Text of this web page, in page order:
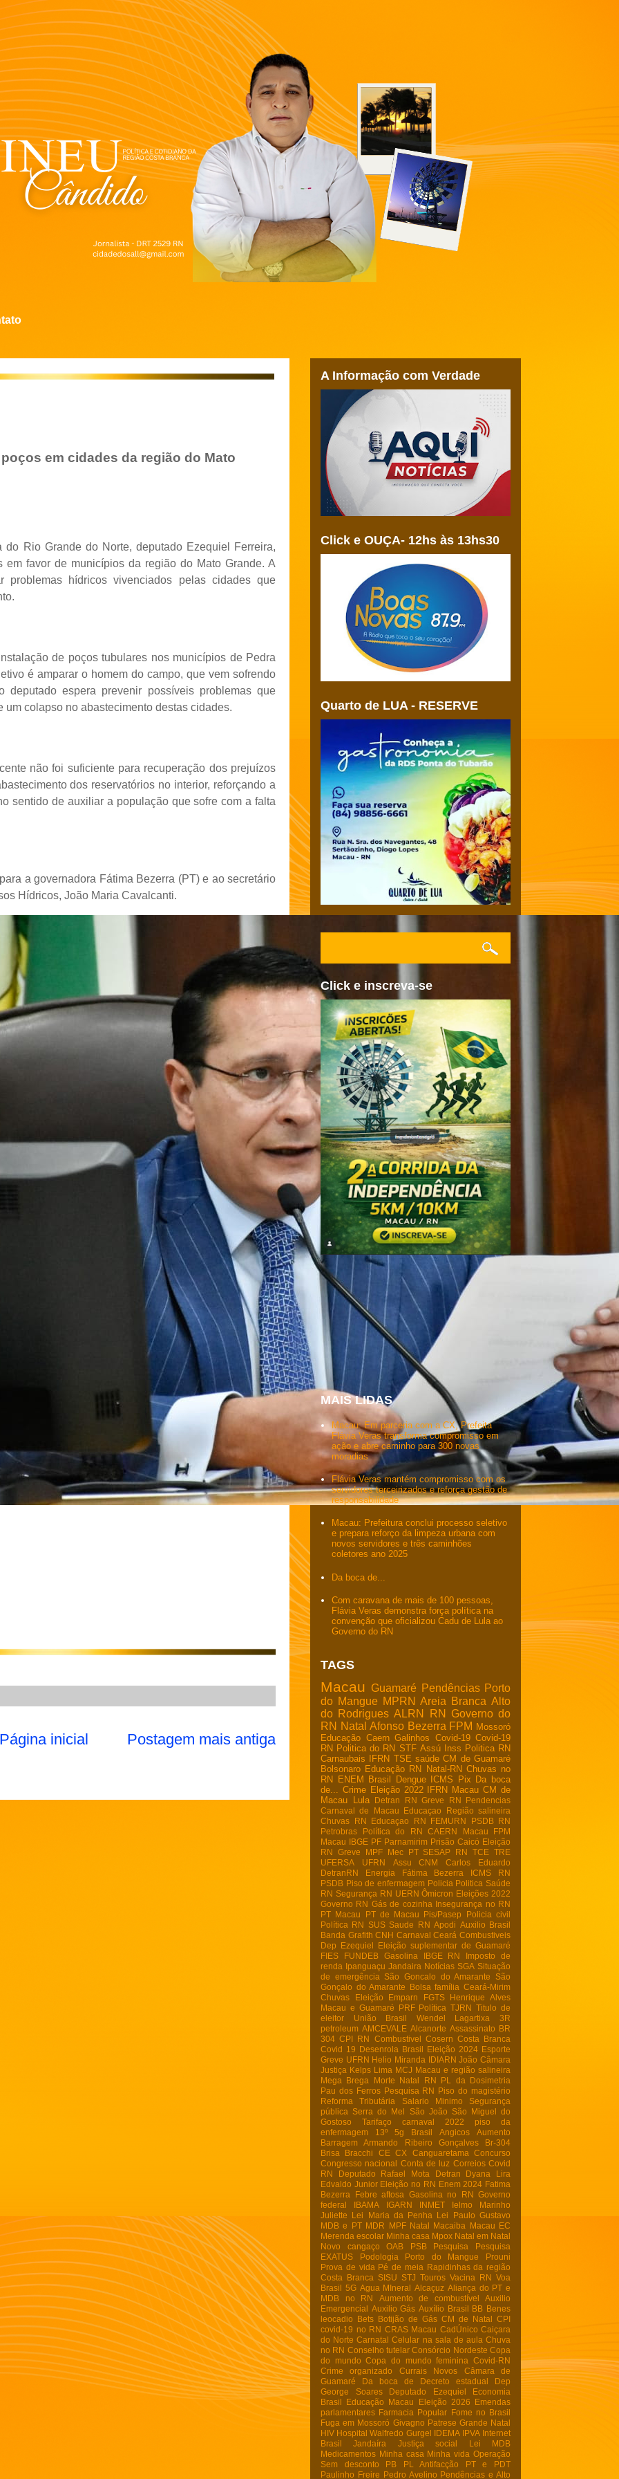
em cidades da região do Mato
Rio Grande do Norte, deputado Ezequiel Ferreira,
em favor de municípios da região do Mato Grande. A
problemas hídricos vivenciados pelas cidades que
de poços tubulares nos municípios de Pedra
é amparar o homem do campo, que vem sofrendo
espera prevenir possíveis problemas que
colapso no abastecimento destas cidades.
não foi suficiente para recuperação dos prejuízos
dos reservatórios no interior, reforçando a
sentido de auxiliar a população que sofre com a falta
a governadora Fátima Bezerra (PT) e ao secretário
Hídricos, João Maria Cavalcanti.
Postagem mais antiga
Página inicial
A Informação com Verdade
Click e OUÇA- 12hs às 13hs30
Quarto de LUA - RESERVE
Click e inscreva-se
MAIS LIDAS
Macau: Em parceria com a CX, Prefeita
Flávia Veras transforma compromisso em
ação e abre caminho para 300 novas
moradias
Flávia Veras mantém compromisso com os
servidores terceirizados e reforça gestão de
responsabilidade
Macau: Prefeitura conclui processo seletivo
e prepara reforço da limpeza urbana com
novos servidores e três caminhões
coletores ano 2025
Da boca de...
Com caravana de mais de 100 pessoas,
Flávia Veras demonstra força política na
convenção que oficializou Cadu de Lula ao
Governo do RN
TAGS
Macau Guamaré Pendências Porto
do Mangue MPRN Areia Branca Alto
do Rodrigues ALRN RN
Governo do
RN Natal Afonso Bezerra FPM Mossoró
Educação Caern Galinhos Covid-19 Covid-19
RN Politica do RN STF Assú Inss Politica RN
Carnaubais
IFRN TSE saúde CM de Guamaré
Bolsonaro Educação RN Natal-RN Chuvas no
RN
ENEM Brasil Dengue ICMS Pix Da boca
de...
Crime Eleição 2022 IFRN Macau CM de
Macau
Lula Detran RN Greve RN
Pendencias
Carnaval de Macau
Educaçao
Região salineira
Chuvas RN
Educaçao RN FEMURN
PSDB RN
Petrobras
Política do RN CAERN Macau
FPM
Macau IBGE PF Parnamirim Prisão Caicó Eleição
RN
Greve MPF Mec PT SESAP RN TCE TRE
UFERSA
UFRN Assu CNM
Carlos Eduardo
DetranRN
Energia Fátima Bezerra
ICMS RN
PSDB Piso de enfermagem Policia Politica Saúde
RN Segurança RN UERN Ômicron Eleições 2022
Governo RN Gás de cozinha Insegurança no RN
PT Macau
PT de Macau Pis/Pasep
Policia civil
Política RN
SUS Saude RN Apodi Auxilio Brasil
Banda Grafith CNH Carnaval Ceará Combustiveis
Dep Ezequiel
Eleição suplementar de Guamaré
FIES
FUNDEB Gasolina IBGE RN
Imposto de
renda Ipanguaçu Jandaira Notícias SGA Situação
de emergência
São Goncalo do Amarante
São
Gonçalo do Amarante
Bolsa família Ceará-Mirim
Chuvas
Eleição Emparn FGTS
Henrique Alves
Macau e Guamaré
PRF Política TJRN Titulo de
eleitor
União Brasil Wendel Lagartixa
3R
petroleum AMCEVALE Alcanorte Assassinato BR
304 CPI RN Combustivel Cosern Costa Branca
Covid 19 Desenrola Brasil Eleição 2024 Esporte
Greve UFRN Helio Miranda IDIARN João Câmara
Justiça Kelps Lima MCJ Macau e região salineira
Mega Brega
Morte Natal RN
PL da Dosimetria
Pau dos Ferros Pesquisa RN Piso do magistério
Reforma Tributária
Salario Minimo
Segurança
pública
Serra do Mel São João
São Miguel do
Gostoso
Tarifaço carnaval 2022
piso da
enfermagem
13º 5g Brasil Angicos
Aumento
Barragem Armando Ribeiro Gonçalves
Br-304
Brisa Bracchi
CE CX Canguaretama
Concurso
Congresso nacional Conta de luz Correios Covid
RN
Deputado Rafael Mota Detran
Dyana Lira
Edvaldo Junior Eleição no RN Enem 2024 Fatima
Bezerra
Febre aftosa Gasolina no RN Governo
federal
IBAMA IGARN INMET
Ielmo Marinho
Juliette
Lei Maria da Penha
Lei Paulo Gustavo
MDB e PT MDR MPF Natal Macaiba
Macau EC
Merenda escolar Minha casa Mpox Natal em Natal
Novo cangaço
OAB PSB Pesquisa
Pesquisa
EXATUS
Podologia Porto do Mangue
Prouni
Prova de vida Pé de meia Rapidinhas da região
Costa Branca
SISU STJ Touros Vacina RN Voa
Brasil 5G Agua MIneral Alcaçuz Aliança do PT e
MDB no RN
Aumento de combustível
Auxilio
Emergencial Auxilio Gás Auxílio Brasil BB Benes
leocadio
Bets Botijão de Gás CM de Natal CPI
covid-19 no RN CRAS Macau CadÚnico Caiçara
do Norte Carnatal Celular na sala de aula Chuva
no RN Conselho tutelar Consórcio Nordeste Copa
do mundo Copa do mundo feminina
Covid-RN
Crime organizado
Currais Novos
Câmara de
Guamaré
Da boca de Decreto estadual
Dep
George Soares
Deputado Ezequiel
Economia
Brasil
Educação Macau Eleição 2026
Emendas
parlamentares Farmacia Popular Fome no Brasil
Fuga em Mossoró Givagno Patrese Grande Natal
HIV Hospital Walfredo Gurgel IDEMA IPVA Internet
Brasil
Jandaíra Justiça social Lei
MDB
Medicamentos Minha casa Minha vida Operação
Sem desconto
PB PL Antifacção
PT e PDT
Paulinho Freire Pedro Avelino Pendências e Alto